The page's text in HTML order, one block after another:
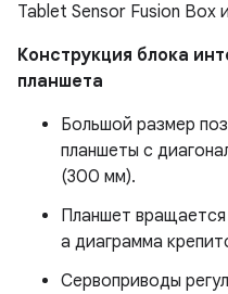
Tablet Sensor Fusion Box
Конструкция блока
планшета
Большой размер
планшеты с
(300 мм).
Планшет
а диаграмма
Сервоприводы